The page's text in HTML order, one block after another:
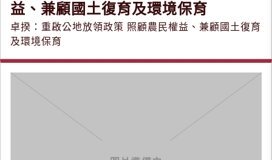
益、兼顧國土復育及環境保育
卓揆：重啟公地放領政策 照顧農民權益、兼顧國土復育
及環境保育